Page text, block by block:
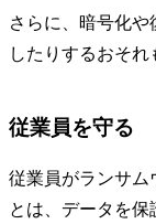
さらに、暗号化
したりするおそれ
従業員を守る
従業員がランサム
とは、データを